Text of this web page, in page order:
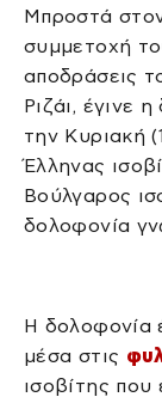
Μπροστά
συμμετοχή
αποδράσεις
Ριζάι, έγινε
την Κυριακή
Έλληνας
Βούλγαρος
δολοφονία
Η δολοφονία
μέσα στις
ισοβίτης που